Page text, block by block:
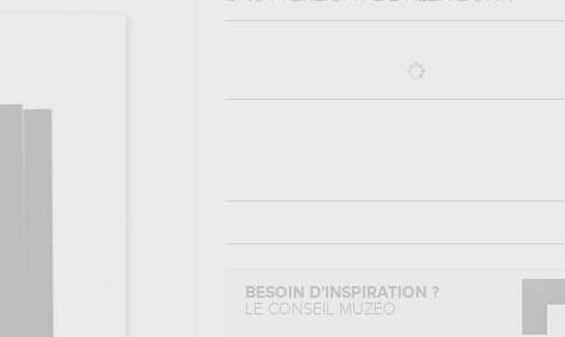
BESOIN D'INSPIRATION ?
LE CONSEIL MUZÉO